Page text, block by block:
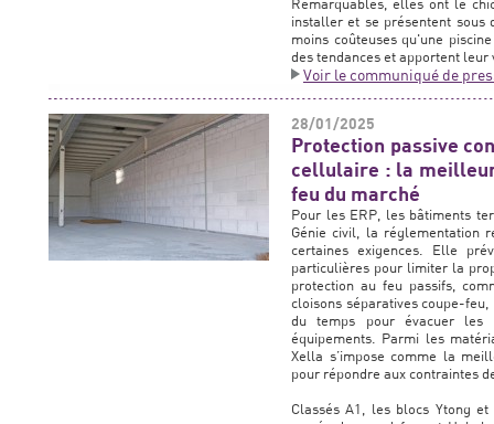
installer et se présentent sous
moins coûteuses qu'une
des tendances et apportent leur
Voir le communiqué de
28/01/2025
Protection passive
cellulaire : la
feu du marché
Pour les ERP, les bâtiments
Génie civil, la réglementation
certaines exigences. Elle
particulières pour limiter la
protection au feu passifs,
cloisons séparatives coupe-
du temps pour évacuer
équipements. Parmi les
Xella s’impose comme la
pour répondre aux contraintes
Classés A1, les blocs Ytong